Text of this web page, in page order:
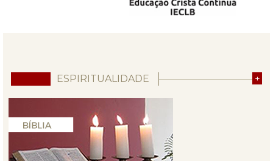
ESPIRITUALIDADE +